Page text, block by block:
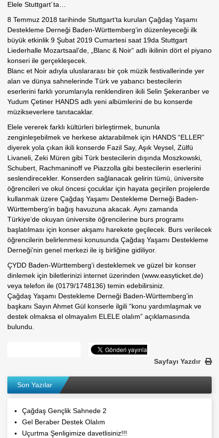
Elele Stuttgart´ta…
8 Temmuz 2018 tarihinde Stuttgart‘ta kurulan Çağdaş Yaşamı
Destekleme Derneği Baden-Württemberg‘in düzenleyeceği ilk
büyük etkinlik 9 Şubat 2019 Cumartesi saat 19da Stuttgart
Liederhalle Mozartsaal’de, „Blanc & Noir“ adlı ikilinin dört el piyano
konseri ile gerçekleşecek.
Blanc et Noir adıyla uluslararası bir çok müzik festivallerinde yer
alan ve dünya sahnelerinde Türk ve yabancı bestecilerin
eserlerini farklı yorumlarıyla renklendiren ikili Selin Şekeranber ve
Yudum Çetiner HANDS adlı yeni albümlerini de bu konserde
müzikseverlere tanıtacaklar.
Elele vererek farklı kültürleri birleştirmek, bununla
zenginleşebilmek ve herkese aktarabilmek için HANDS “ELLER”
diyerek yola çıkan ikili konserde Fazil Say, Aşık Veysel, Zülfü
Livaneli, Zeki Müren gibi Türk bestecilerin dışında Moszkowski,
Schubert, Rachmaninoff ve Piazzolla gibi bestecilerin eserlerini
seslendirecekler. Konserden sağlanacak gelirin tümü, üniversite
öğrencileri ve okul öncesi çocuklar için hayata geçirilen projelerde
kullanmak üzere Çağdaş Yaşamı Destekleme Derneği Baden-
Württemberg‘in bağış havuzuna akacak. Aynı zamanda
Türkiye‘de okuyan üniversite öğrencilerine burs programı
başlatılması için konser akşamı harekete geçilecek. Burs verilecek
öğrencilerin belirlenmesi konusunda Çağdaş Yaşamı Destekleme
Derneği’nin genel merkezi ile iş birliğine gidiliyor.
ÇYDD Baden-Württemberg‘i desteklemek ve güzel bir konser
dinlemek için biletlerinizi internet üzerinden (www.easyticket.de)
veya telefon ile (0179/1748136) temin edebilirsiniz.
Çağdaş Yaşamı Destekleme Derneği Baden-Württemberg’in
başkanı Sayın Ahmet Gül konserle ilgili “konu yardımlaşmak ve
destek olmaksa el olmayalım ELELE olalım” açıklamasında
bulundu.
Sayfayı Yazdır
Son Yazılar
Çağdaş Gençlik Sahnede 2
Gel Beraber Destek Olalım
Uçurtma Şenligimize davetlisiniz!!!